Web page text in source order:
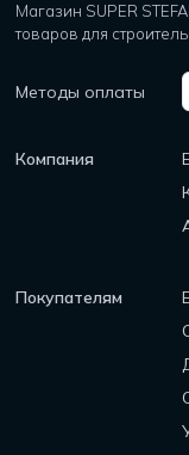
Магазин SUPER
товаров для
Методы оплаты
Компания
Покупателям